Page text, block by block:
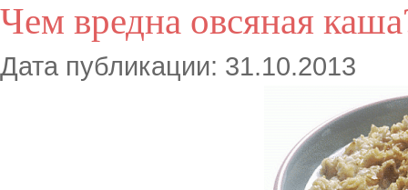
Чем вредна овсяная
Дата публикации: 31.10.2013